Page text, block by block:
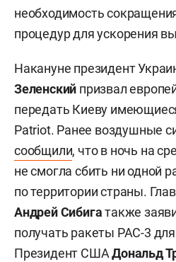
необходимость
процедур для ускорения
Накануне президент
Зеленский призвал
передать Киеву
Patriot. Ранее воздушные
сообщили, что в ночь на
не смогла сбить ни одной
по территории страны.
Андрей Сибигатакже
получать ракеты PAC-3
Президент СШАДональд